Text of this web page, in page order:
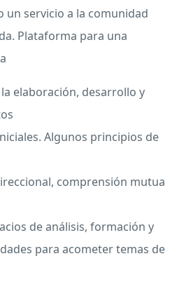
un servicio a la comunidad
Plataforma para una
elaboración, desarrollo y
Algunos principios de
comprensión mutua
de análisis, formación y
para acometer temas de